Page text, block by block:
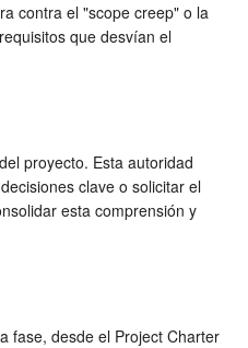
contra el "scope creep" o la
que desvían el
proyecto. Esta autoridad
clave o solicitar el
esta comprensión y
fase, desde el Project Charter